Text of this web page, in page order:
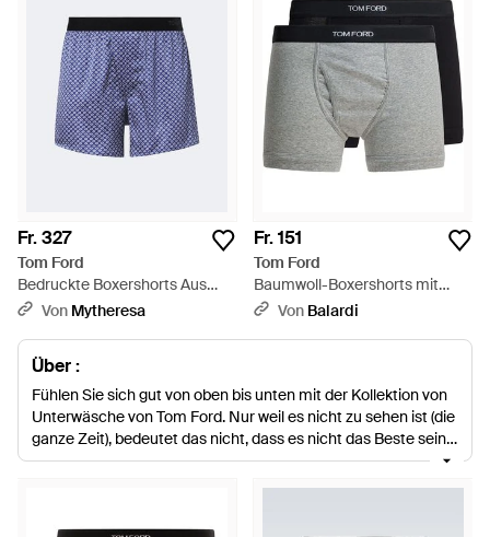
Fr. 327
Tom Ford
Bedruckte Boxershorts Aus
Einem Seidengemisch - Blau
Von Mytheresa
Fr. 151
Tom Ford
Baumwoll-Boxershorts mit
Logo - Grau
Von Balardi
Über :
Fühlen Sie sich gut von oben bis unten mit der Kollektion von
Unterwäsche von Tom Ford. Nur weil es nicht zu sehen ist (die
ganze Zeit), bedeutet das nicht, dass es nicht das Beste sein
sollte. Durchstöbern Sie die Auswahl an Socken und
und Sandalen Trend - es gibt keinen Platz für verfärbte Fäden